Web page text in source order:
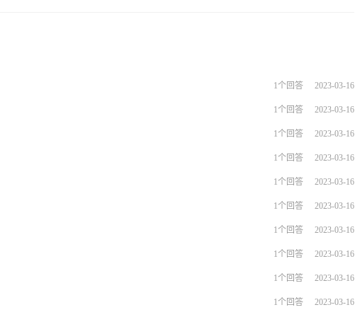
1个回答 2023-03-16
1个回答 2023-03-16
1个回答 2023-03-16
1个回答 2023-03-16
1个回答 2023-03-16
1个回答 2023-03-16
1个回答 2023-03-16
1个回答 2023-03-16
1个回答 2023-03-16
1个回答 2023-03-16